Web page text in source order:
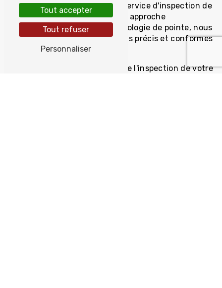
expertise pour vous offrir un service d'inspection de
qualité et fiable. Grâce à notre approche
professionnelle et notre technologie de pointe, nous
vous garantissons des résultats précis et conformes
à vos attentes.
Ne négligez pas l'importance de l'inspection de votre
Tout accepter
Tout refuser
Personnaliser